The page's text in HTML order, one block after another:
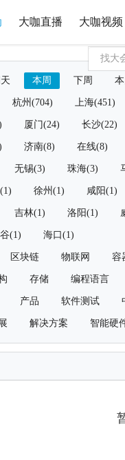
大咖直播 大咖视频
本周 下周
杭州(704) 上海(451)
厦门(24) 长沙(22)
济南(8) 在线(8)
无锡(3) 珠海(3)
徐州(1) 咸阳(1)
吉林(1) 洛阳(1)
(1) 海口(1)
区块链 物联网 容
存储 编程语言
产品 软件测试
解决方案 智能硬